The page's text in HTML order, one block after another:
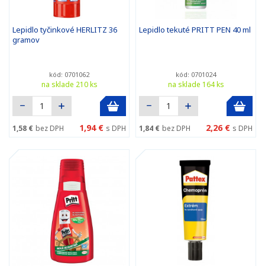
Lepidlo tyčinkové HERLITZ 36
gramov
kód: 0701062
na sklade 210 ks
1,58 € bez DPH 1,94 € s DPH
Lepidlo tekuté PRITT PEN 40 ml
kód: 0701024
na sklade 164 ks
1,84 € bez DPH 2,26 € s DPH